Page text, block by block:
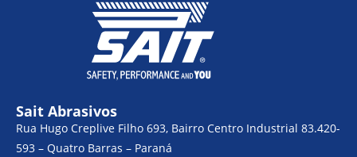
Sait Abrasivos
Rua Hugo Creplive Filho 693, Bairro Centro Industrial 83.420-
593 – Quatro Barras – Paraná